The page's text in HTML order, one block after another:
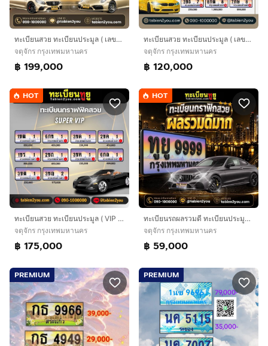
ทะเบียนสวย ทะเบียนประมูล ( เลขสวย หมวดระฆังทอง ) ทะเบียนรถยนต์ ทะเบียนมงคล ทะเบียนผลรวมดี ทะเบียนทูยู ทะเบียนราคาถูก เลขมงคล มีหน้าร้าน ถูกก
จตุจักร กรุงเทพมหานคร
฿ 199,000
ทะเบียนสวย ทะเบียนประมูล ( เลขสวย Super VIP ) ทะเบียนรถยนต์ ทะเบียนมงคล ทะเบียนผลรวมดี ทะเบียนทูยู ทะเบียนราคาถูก เลขมงคล มีหน้าร้าน ถูกกฎหม
จตุจักร กรุงเทพมหานคร
฿ 120,000
HOT
ทะเบียนสวย ทะเบียนประมูล ( VIP ) ทะเบียนรถยนต์ ทะเบียนมงคล ทะเบียนผลรวมดี ทะเบียนทูยู ทะเบียนราคาถูก เลขมงคล มีหน้าร้าน ถูกกฎหมาย
จตุจักร กรุงเทพมหานคร
฿ 175,000
HOT
ทะเบียนรถผลรวมดี ทะเบียนประมูลผลรวมดี
จตุจักร กรุงเทพมหานคร
฿ 59,000
PREMIUM PREMIUM